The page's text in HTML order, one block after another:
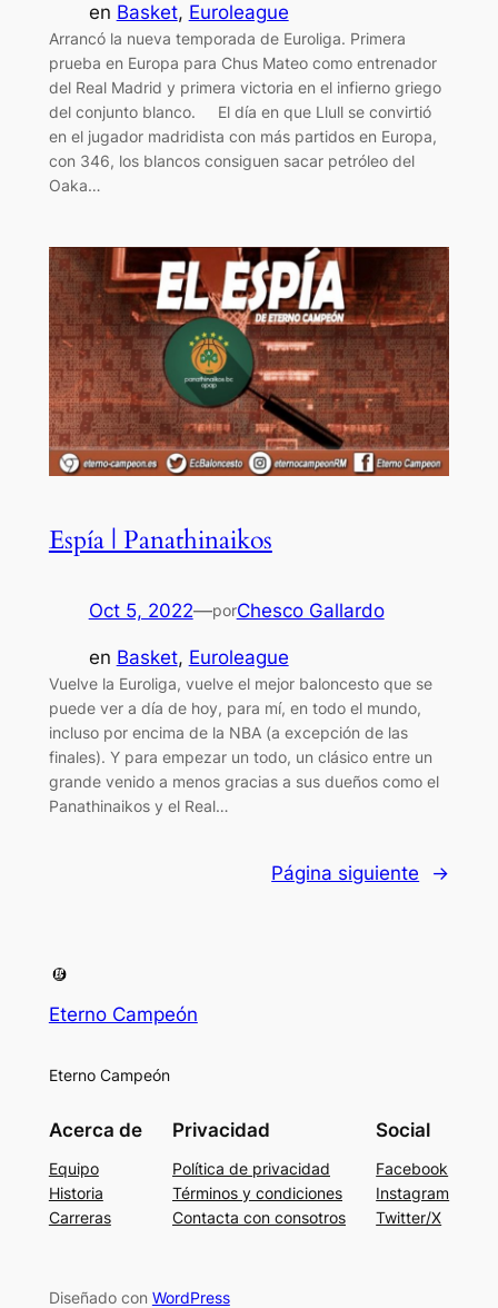
en Basket, Euroleague
Arrancó la nueva temporada de Euroliga. Primera
prueba en Europa para Chus Mateo como entrenador
del Real Madrid y primera victoria en el infierno griego
del conjunto blanco. El día en que Llull se convirtió
en el jugador madridista con más partidos en Europa,
con 346, los blancos consiguen sacar petróleo del
Oaka…
Espía | Panathinaikos
Oct 5, 2022—porChesco Gallardo
en Basket, Euroleague
Vuelve la Euroliga, vuelve el mejor baloncesto que se
puede ver a día de hoy, para mí, en todo el mundo,
incluso por encima de la NBA (a excepción de las
finales). Y para empezar un todo, un clásico entre un
grande venido a menos gracias a sus dueños como el
Panathinaikos y el Real…
Página siguiente →
Eterno Campeón
Eterno Campeón
Acerca de
Equipo
Historia
Carreras
Privacidad
Política de privacidad
Términos y condiciones
Contacta con consotros
Social
Facebook
Instagram
Twitter/X
Diseñado con WordPress